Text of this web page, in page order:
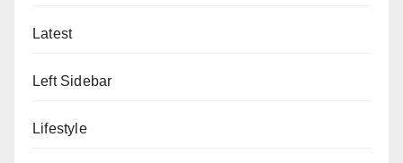
Latest
Left Sidebar
Lifestyle